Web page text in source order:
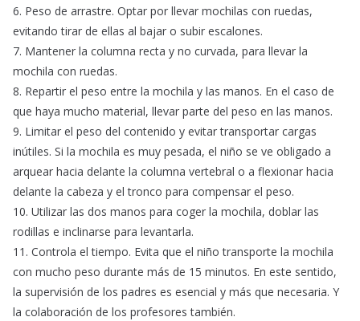
6. Peso de arrastre. Optar por llevar mochilas con ruedas,
evitando tirar de ellas al bajar o subir escalones.
7. Mantener la columna recta y no curvada, para llevar la
mochila con ruedas.
8. Repartir el peso entre la mochila y las manos. En el caso de
que haya mucho material, llevar parte del peso en las manos.
9. Limitar el peso del contenido y evitar transportar cargas
inútiles. Si la mochila es muy pesada, el niño se ve obligado a
arquear hacia delante la columna vertebral o a flexionar hacia
delante la cabeza y el tronco para compensar el peso.
10. Utilizar las dos manos para coger la mochila, doblar las
rodillas e inclinarse para levantarla.
11. Controla el tiempo. Evita que el niño transporte la mochila
con mucho peso durante más de 15 minutos. En este sentido,
la supervisión de los padres es esencial y más que necesaria. Y
la colaboración de los profesores también.